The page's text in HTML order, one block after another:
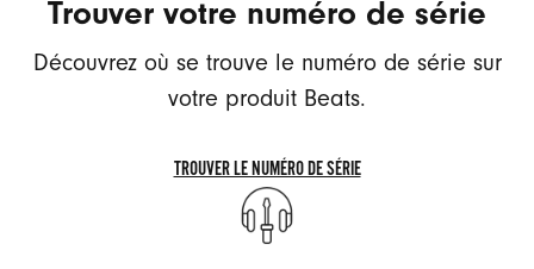
VOTRE
BEATS
Trouver votre numéro de série
Découvrez où se trouve le numéro de série sur
votre produit Beats.
TROUVER LE NUMÉRO DE SÉRIE